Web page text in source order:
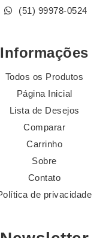
(51) 99978-0524
Informações
Todos os Produtos
Página Inicial
Lista de Desejos
Comparar
Carrinho
Sobre
Contato
de privacidade